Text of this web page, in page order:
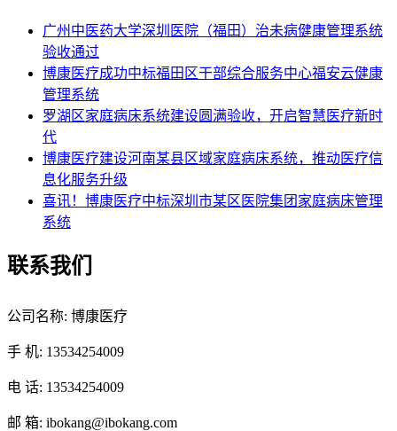
广州中医药大学深圳医院（福田）治未病健康管理系统
验收通过
博康医疗成功中标福田区干部综合服务中心福安云健康
管理系统
罗湖区家庭病床系统建设圆满验收，开启智慧医疗新时
代
博康医疗建设河南某县区域家庭病床系统，推动医疗信
息化服务升级
喜讯！博康医疗中标深圳市某区医院集团家庭病床管理
系统
联系我们
公司名称: 博康医疗
手 机: 13534254009
电 话: 13534254009
邮 箱: ibokang@ibokang.com